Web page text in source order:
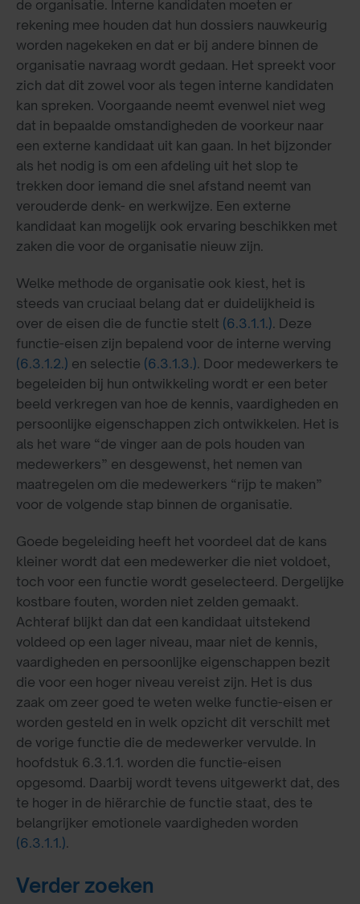
de organisatie. Interne kandidaten moeten er
rekening mee houden dat hun dossiers nauwkeurig
worden nagekeken en dat er bij andere binnen de
organisatie navraag wordt gedaan. Het spreekt voor
zich dat dit zowel voor als tegen interne kandidaten
kan spreken. Voorgaande neemt evenwel niet weg
dat in bepaalde omstandigheden de voorkeur naar
een externe kandidaat uit kan gaan. In het bijzonder
als het nodig is om een afdeling uit het slop te
trekken door iemand die snel afstand neemt van
verouderde denk- en werkwijze. Een externe
kandidaat kan mogelijk ook ervaring beschikken met
zaken die voor de organisatie nieuw zijn.
Welke methode de organisatie ook kiest, het is
steeds van cruciaal belang dat er duidelijkheid is
over de eisen die de functie stelt (6.3.1.1.). Deze
functie-eisen zijn bepalend voor de interne werving
(6.3.1.2.) en selectie (6.3.1.3.). Door medewerkers te
begeleiden bij hun ontwikkeling wordt er een beter
beeld verkregen van hoe de kennis, vaardigheden en
persoonlijke eigenschappen zich ontwikkelen. Het is
als het ware “de vinger aan de pols houden van
medewerkers” en desgewenst, het nemen van
maatregelen om die medewerkers “rijp te maken”
voor de volgende stap binnen de organisatie.
Goede begeleiding heeft het voordeel dat de kans
kleiner wordt dat een medewerker die niet voldoet,
toch voor een functie wordt geselecteerd. Dergelijke
kostbare fouten, worden niet zelden gemaakt.
Achteraf blijkt dan dat een kandidaat uitstekend
voldeed op een lager niveau, maar niet de kennis,
vaardigheden en persoonlijke eigenschappen bezit
die voor een hoger niveau vereist zijn. Het is dus
zaak om zeer goed te weten welke functie-eisen er
worden gesteld en in welk opzicht dit verschilt met
de vorige functie die de medewerker vervulde. In
hoofdstuk 6.3.1.1. worden die functie-eisen
opgesomd. Daarbij wordt tevens uitgewerkt dat, des
te hoger in de hiërarchie de functie staat, des te
belangrijker emotionele vaardigheden worden
(6.3.1.1.).
Verder zoeken